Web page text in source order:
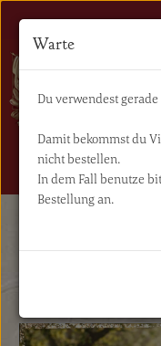
NAVIGATION
Warte
Du verwendest
Damit bekommst du
nicht bestellen.
In dem Fall benutze
Bestellung an.